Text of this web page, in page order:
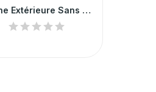
Sirène Extérieure Sans Fil HIKVISION Orange